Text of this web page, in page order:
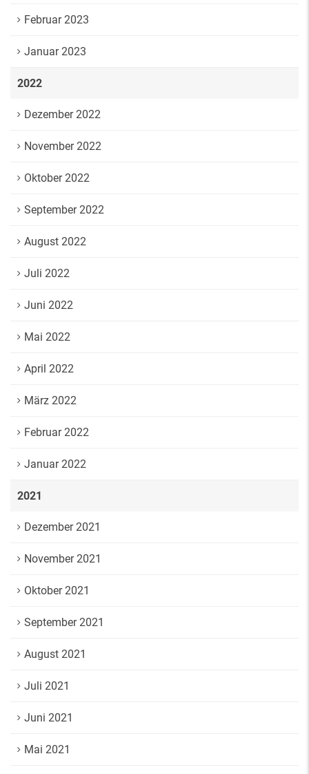
Februar 2023
Januar 2023
2022
Dezember 2022
November 2022
Oktober 2022
September 2022
August 2022
Juli 2022
Juni 2022
Mai 2022
April 2022
März 2022
Februar 2022
Januar 2022
2021
Dezember 2021
November 2021
Oktober 2021
September 2021
August 2021
Juli 2021
Juni 2021
Mai 2021